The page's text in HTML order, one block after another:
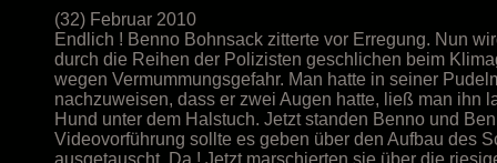
(32) Februar 2010
Endlich ! Benno Bohnsack zitterte vor Erregung. Nun
durch die Reihen der Polizisten geschlichen beim
wegen Vermummungsgefahr. Man hatte in seiner
nachzuweisen, dass er zwei Augen hatte, ließ man ihn
Hund unter dem Halstuch. Jetzt standen Benno und
Videovorführung sollte es geben über den Aufbau des
ausgetauscht. Da ! Jetzt marschierten sie über die